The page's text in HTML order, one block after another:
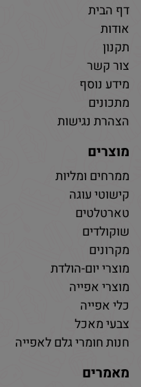
דף הבית
אודות
תקנון
צור קשר
מידע נוסף
מתכונים
הצהרת נגישות
מוצרים
ממרחים ומליות
קישוטי עוגה
טארטלטים
שוקולדים
מקרונים
מוצרי יום-הולדת
מוצרי אפייה
כלי אפייה
צבעי מאכל
חנות חומרי גלם לאפייה
מאמרים